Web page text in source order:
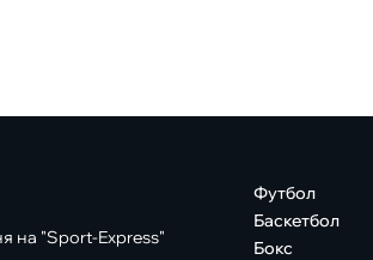
на "Sport-Express"
Футбол
Баскетбол
Бокс